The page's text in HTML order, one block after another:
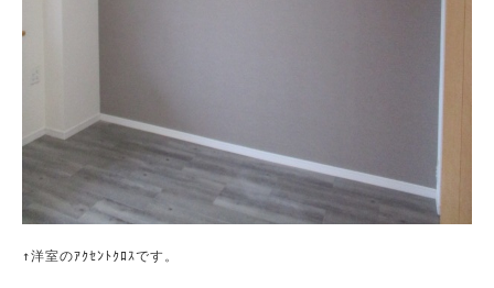
↑洋室のｱｸｾﾝﾄｸﾛｽです。